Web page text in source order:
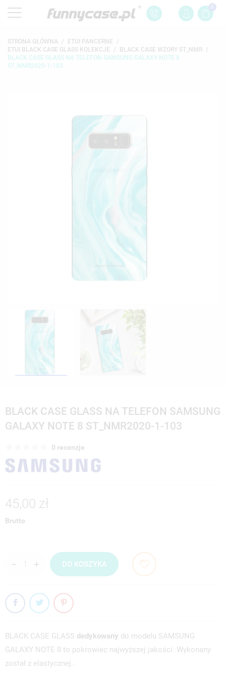
0
STRONA GŁÓWNA
ETUI PANCERNE
ETUI BLACK CASE GLASS KOLEKCJE
BLACK CASE WZORY ST_NMR
BLACK CASE GLASS NA TELEFON SAMSUNG GALAXY NOTE 8
ST_NMR2020-1-103
BLACK CASE GLASS NA TELEFON SAMSUNG
GALAXY NOTE 8 ST_NMR2020-1-103
0 recenzje
45,00 zł
Brutto
DO KOSZYKA
BLACK CASE GLASS dedykowany do modelu SAMSUNG
GALAXY NOTE 8 to pokrowiec najwyższej jakości. Wykonany
został z elastycznej..